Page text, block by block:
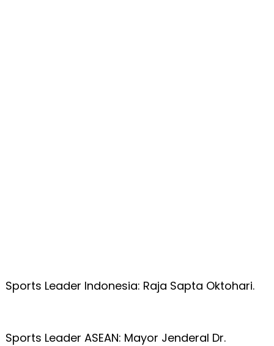
Sports Leader Indonesia: Raja Sapta Oktohari.
Sports Leader ASEAN: Mayor Jenderal Dr.